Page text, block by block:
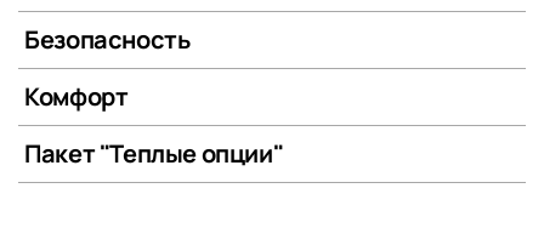
Безопасность
Комфорт
Пакет "Теплые опции"